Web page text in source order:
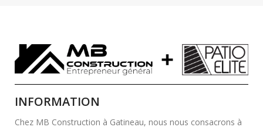
INFORMATION
Chez MB Construction à Gatineau, nous nous consacrons à